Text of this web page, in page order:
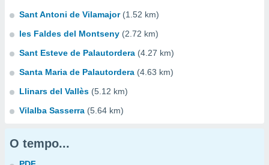
Sant Antoni de Vilamajor (1.52 km)
les Faldes del Montseny (2.72 km)
Sant Esteve de Palautordera (4.27 km)
Santa Maria de Palautordera (4.63 km)
Llinars del Vallès (5.12 km)
Vilalba Sasserra (5.64 km)
O tempo...